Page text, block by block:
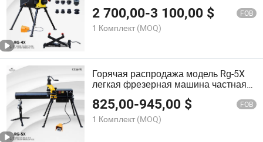
Сертификация в промышленности.
Электрический нарезчик труб
2 700,00-3 100,00 $ FOB
1 Комплект (MOQ)
Горячая распродажа модель Rg-5X
легкая фрезерная машина частная
марка фрезерная машина для
стальных труб
825,00-945,00 $ FOB
1 Комплект (MOQ)